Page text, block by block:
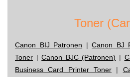
Toner
Canon BIJ Patronen |Canon BJ
Toner |Canon BJC (Patronen) |
Business Card Printer Toner |